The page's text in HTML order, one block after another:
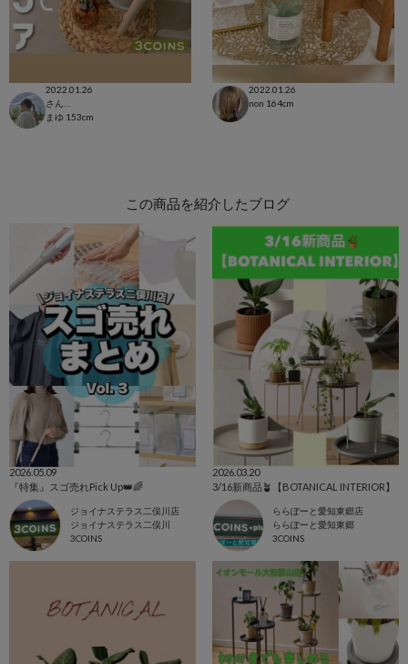
2022.01.26
まゆ 153cm
2022.01.26
non 164cm
この商品を紹介したブログ
2026.05.09
『特集』スゴ売れPick Up👑🌈
ジョイナステラス二俣川店
ジョイナステラス二俣川
3COINS
2026.03.20
3/16新商品🪴【BOTANICAL INTERIOR】
ららぽーと愛知東郷店
ららぽーと愛知東郷
3COINS